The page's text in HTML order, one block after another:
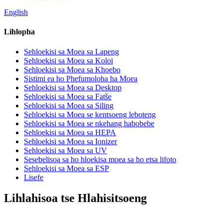
English
Lihlopha
Sehloekisi sa Moea sa Lapeng
Sehloekisi sa Moea sa Koloi
Sehloekisi sa Moea sa Khoebo
Sistimi ea ho Phefumoloha ha Moea
Sehloekisi sa Moea sa Desktop
Sehloekisi sa Moea sa Fatše
Sehloekisi sa Moea sa Siling
Sehloekisi sa Moea se kentsoeng leboteng
Sehloekisi sa Moea se nkehang habobebe
Sehloekisi sa Moea sa HEPA
Sehloekisi sa Moea sa Ionizer
Sehloekisi sa Moea sa UV
Sesebelisoa sa ho hloekisa moea sa ho etsa lifoto
Sehloekisi sa Moea sa ESP
Lisefe
Lihlahisoa tse Hlahisitsoeng